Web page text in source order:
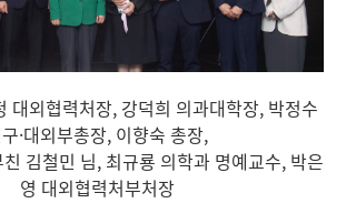
대외협력처장, 강덕희 의과대학장, 박정수
·대외부총장, 이향숙 총장,
김철민 님, 최규룡 의학과 명예교수, 박은
영 대외협력처부처장